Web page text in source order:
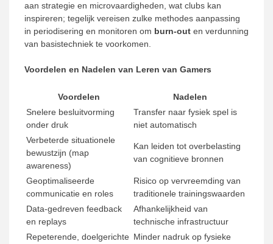
aan strategie en microvaardigheden, wat clubs kan
inspireren; tegelijk vereisen zulke methodes aanpassing
in periodisering en monitoren om burn-out en verdunning
van basistechniek te voorkomen.
Voordelen en Nadelen van Leren van Gamers
Voordelen
Nadelen
Snelere besluitvorming
onder druk
Transfer naar fysiek spel is
niet automatisch
Verbeterde situationele
bewustzijn (map
awareness)
Kan leiden tot overbelasting
van cognitieve bronnen
Geoptimaliseerde
communicatie en roles
Risico op vervreemding van
traditionele trainingswaarden
Data-gedreven feedback
en replays
Afhankelijkheid van
technische infrastructuur
Repeterende, doelgerichte Minder nadruk op fysieke